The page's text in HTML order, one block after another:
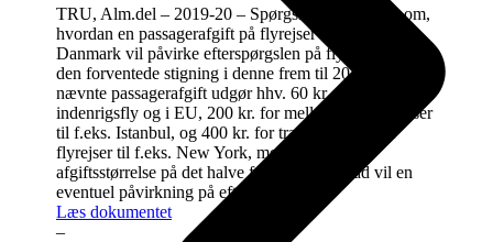
TRU, Alm.del – 2019-20 – Spørgsmål 440: Spm. om,
hvordan en passagerafgift på flyrejser i og fra
Danmark vil påvirke efterspørgslen på flyrejser og
den forventede stigning i denne frem til 2030, såfremt
nævnte passagerafgift udgør hhv. 60 kr. for flyrejser i
indenrigsfly og i EU, 200 kr. for mellemlange flyrejser
til f.eks. Istanbul, og 400 kr. for transkontinentale
flyrejser til f.eks. New York, medregnet en
afgiftsstørrelse på det halve for børn, og hvad vil en
eventuel påvirkning på efterspørgslen.
Læs dokumentet
–